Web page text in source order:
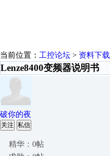
当前位置： 工控论坛 > 资料下载
Lenze8400变频器说明书
破你的夜
关注 私信
精华：0帖